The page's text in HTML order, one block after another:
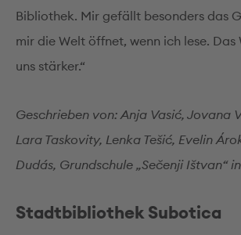
Bibliothek. Mir gefällt besonders das
mir die Welt öffnet, wenn ich lese. Das
uns stärker.“
Geschrieben von: Anja Vasić, Jovana
Lara Taskovity, Lenka Tešić, Evelin
Dudás, Grundschule „Sečenji Ištvan“
Stadtbibliothek Subotica